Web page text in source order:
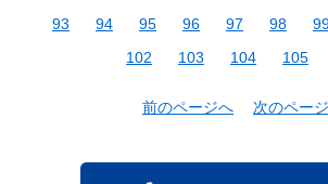
93
94 95 96 97 98
102
103 104 105
前のページへ 次のペー